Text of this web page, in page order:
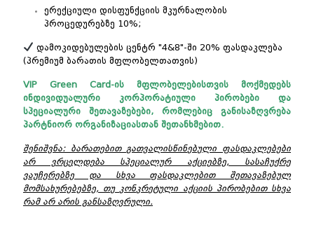
ერექციული დისფუნქციის მკურნალობის
პროცედურებზე 10%;
დამოკიდებულების ცენტრ "4&8"-ში 20% ფასდაკლება
(პრემიუმ ბარათის მფლობელთათვის)
VIP Green Card-ის მფლობელებისთვის მოქმედებს
ინდივიდუალური კორპორატიული პირობები და
სპეციალური შეთავაზებები, რომლებიც განისაზღვრება
პარტნიორ ორგანიზაციასთან შეთანხმებით.
შენიშვნა: ბარათებით გათვალისწინებული ფასდაკლებები
არ ვრცელდება სპეციალურ აქციებზე, სასაჩუქრე
ვაუჩერებზე და სხვა ფასდაკლებით შეთავაზებულ
მომსახურებებზე, თუ კონკრეტული აქციის პირობებით სხვა
რამ არ არის განსაზღვრული.